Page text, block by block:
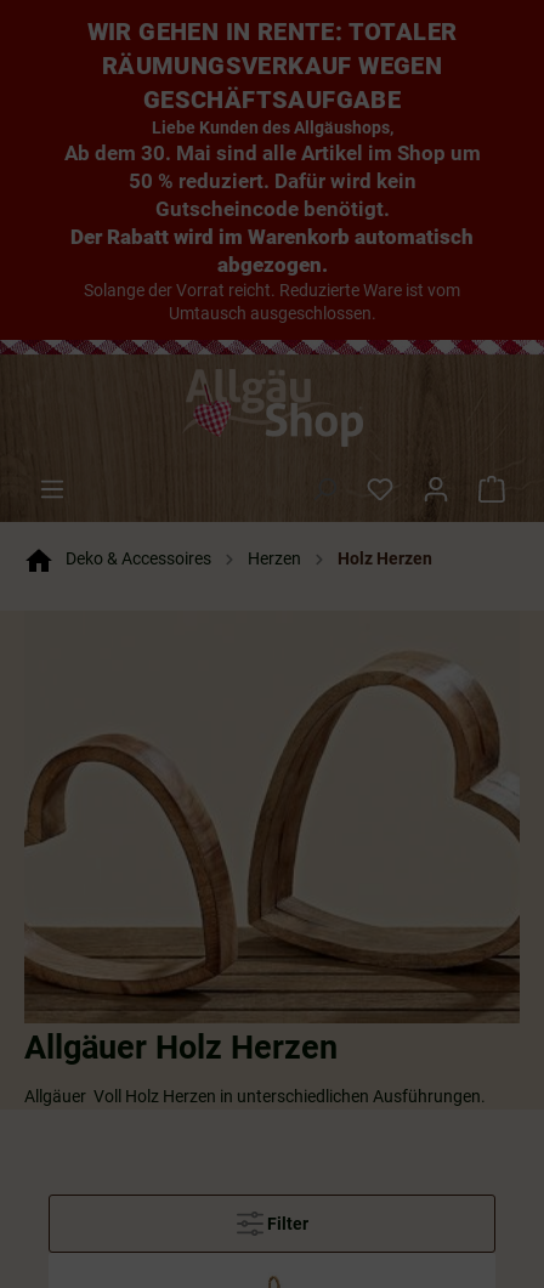
WIR GEHEN IN RENTE: TOTALER
RÄUMUNGSVERKAUF WEGEN
GESCHÄFTSAUFGABE
Liebe Kunden des Allgäushops,
Ab dem 30. Mai sind alle Artikel im Shop um
50 % reduziert. Dafür wird kein
Gutscheincode benötigt.
Der Rabatt wird im Warenkorb automatisch
abgezogen.
Solange der Vorrat reicht. Reduzierte Ware ist vom
Umtausch ausgeschlossen.
Deko & Accessoires Herzen Holz Herzen
Allgäuer Holz Herzen
Allgäuer Voll Holz Herzen in unterschiedlichen Ausführungen.
Filter